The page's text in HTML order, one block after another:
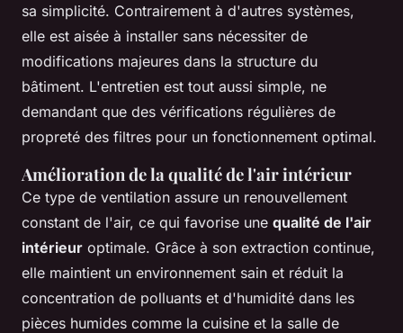
sa simplicité. Contrairement à d'autres systèmes,
elle est aisée à installer sans nécessiter de
modifications majeures dans la structure du
bâtiment. L'entretien est tout aussi simple, ne
demandant que des vérifications régulières de
propreté des filtres pour un fonctionnement optimal.
Amélioration de la qualité de l'air intérieur
Ce type de ventilation assure un renouvellement
constant de l'air, ce qui favorise une qualité de l'air
intérieur optimale. Grâce à son extraction continue,
elle maintient un environnement sain et réduit la
concentration de polluants et d'humidité dans les
pièces humides comme la cuisine et la salle de